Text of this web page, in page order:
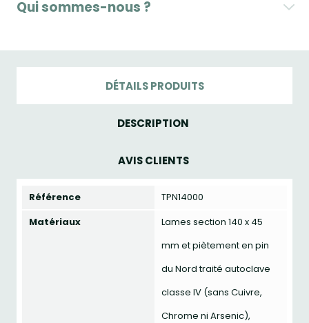
Qui sommes-nous ?
DÉTAILS PRODUITS
DESCRIPTION
AVIS CLIENTS
Référence
TPN14000
Matériaux
Lames section 140 x 45
mm et piètement en pin
du Nord traité autoclave
classe IV (sans Cuivre,
Chrome ni Arsenic),